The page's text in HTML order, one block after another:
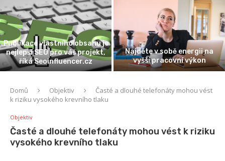
Publikace vlastního obsahu je
nejlepší SEO pro váš projekt,
říká Seoinfluencer.cz
Najděte v sobě energii na
vyšší pracovní výkon
Domů Objektiv
Časté a dlouhé telefonáty mohou vést
k riziku vysokého krevního tlaku
Objektiv
Časté a dlouhé telefonáty mohou vést k riziku
vysokého krevního tlaku